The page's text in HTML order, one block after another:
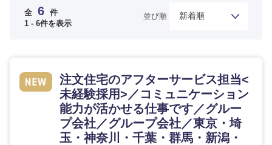
全 6 件
1 - 6件を表示
並び順
注文住宅のアフターサービス担当<
未経験採用>／コミュニケーション
能力が活かせる仕事です／グルー
プ会社／グループ会社／東京・埼
玉・神奈川・千葉・群馬・新潟・